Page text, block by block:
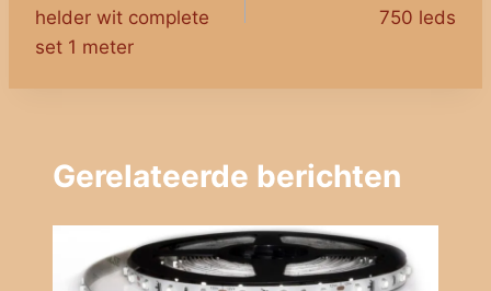
helder wit complete
set 1 meter
750 leds
Gerelateerde berichten